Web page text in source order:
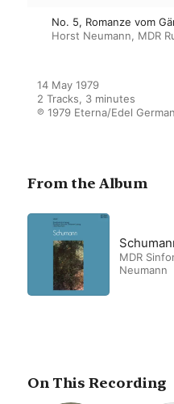
No. 5, Romanze vom
Horst Neumann, MDR
14 May 1979
2 Tracks, 3 minutes
℗ 1979 Eterna/Edel
From the Album
MDR
Neumann
On This Recording